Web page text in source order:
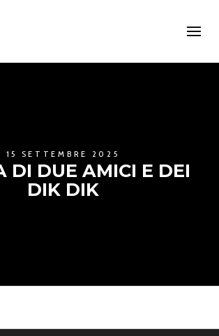
15 SETTEMBRE 2025
DI DUE AMICI E DEI
DIK DIK